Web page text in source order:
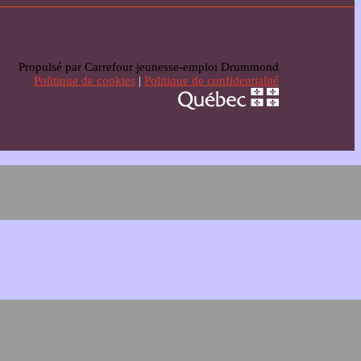
Propulsé par Carrefour jeunesse-emploi Drummond
Politique de cookies | Politique de confidentialité